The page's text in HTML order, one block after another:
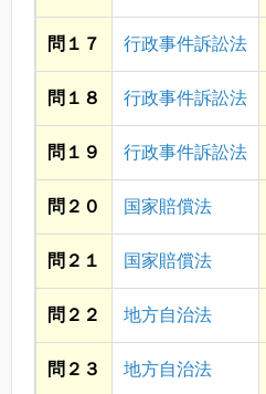
問１７ 行政事件訴訟法
問１８ 行政事件訴訟法
問１９ 行政事件訴訟法
問２０ 国家賠償法
問２１ 国家賠償法
問２２ 地方自治法
問２３ 地方自治法